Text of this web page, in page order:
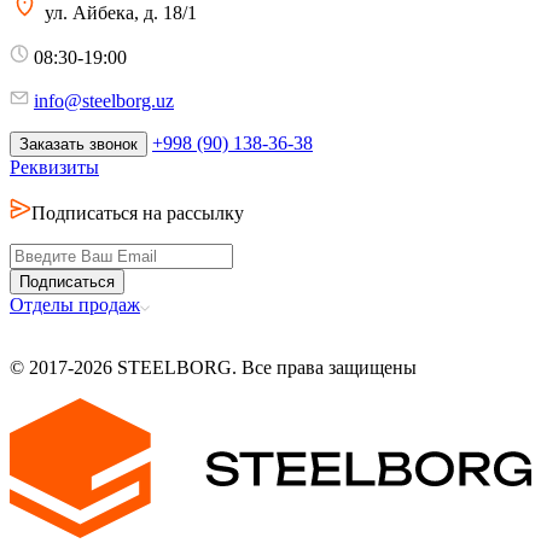
ул. Айбека, д. 18/1
08:30-19:00
info@steelborg.uz
Заказать звонок
+998 (90) 138-36-38
Реквизиты
Подписаться на рассылку
Подписаться
Отделы продаж
© 2017-2026 STEELBORG. Все права защищены